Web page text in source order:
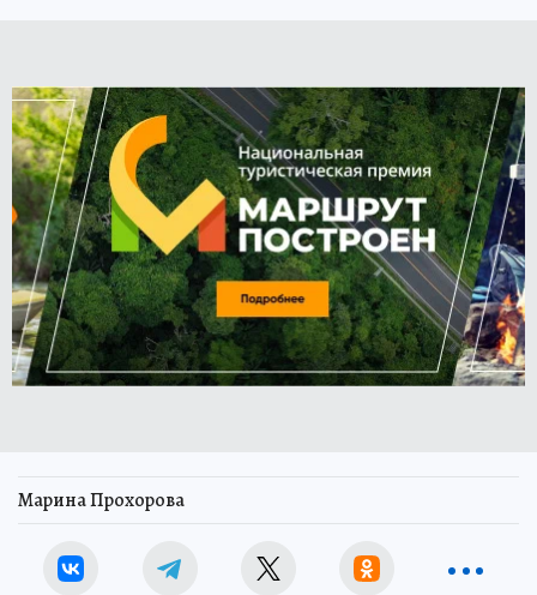
Марина Прохорова